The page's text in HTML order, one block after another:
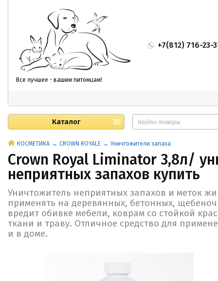
Все лучшее - вашим питомцам!
+7(812) 716-23-
Каталог
КОСМЕТИКА CROWN ROYALE Уничтожители запаха
Crown Royal Liminator 3,8л/
неприятных запахов купить
Уничтожитель неприятных запахов и меток
применять на деревянных, бетонных,
вредит обивке мебели, коврам со стойкой
ткани и траву. Отличное средство для
и в доме.